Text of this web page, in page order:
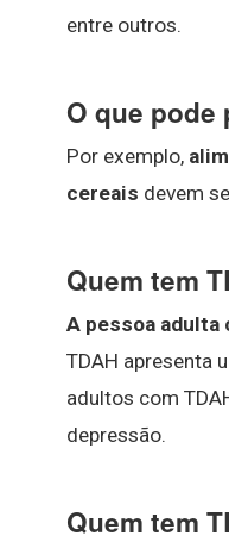
entre outros.
O que pode
Por exemplo,
cereais devem
Quem tem
A pessoa adulta
TDAH apresenta
adultos com
depressão.
Quem tem